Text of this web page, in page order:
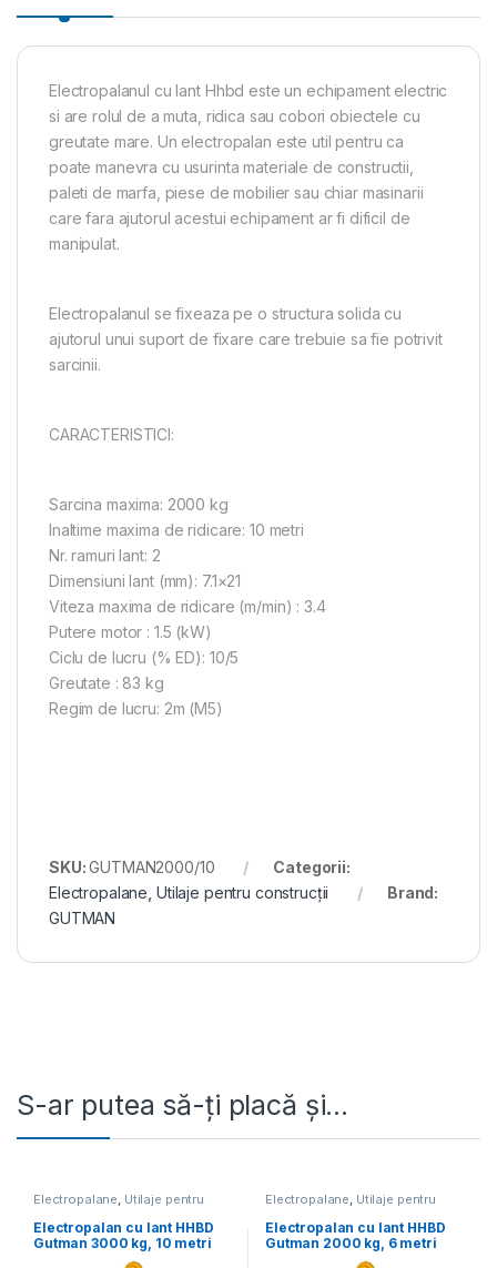
Electropalanul cu lant Hhbd este un echipament electric
si are rolul de a muta, ridica sau cobori obiectele cu
greutate mare. Un electropalan este util pentru ca
poate manevra cu usurinta materiale de constructii,
paleti de marfa, piese de mobilier sau chiar masinarii
care fara ajutorul acestui echipament ar fi dificil de
manipulat.
Electropalanul se fixeaza pe o structura solida cu
ajutorul unui suport de fixare care trebuie sa fie potrivit
sarcinii.
CARACTERISTICI:
Sarcina maxima: 2000 kg
Inaltime maxima de ridicare: 10 metri
Nr. ramuri lant: 2
Dimensiuni lant (mm): 7.1×21
Viteza maxima de ridicare (m/min) : 3.4
Putere motor : 1.5 (kW)
Ciclu de lucru (% ED): 10/5
Greutate : 83 kg
Regim de lucru: 2m (M5)
SKU:GUTMAN2000/10
Categorii:
Electropalane Utilaje pentru construcții
Brand:
GUTMAN
S-ar putea să-ți placă și…
Electropalane, Utilaje pentru
Electropalan cu lant HHBD
Gutman 3000 kg, 10 metri
Electropalane, Utilaje pentru
Electropalan cu lant HHBD
Gutman 2000 kg, 6 metri